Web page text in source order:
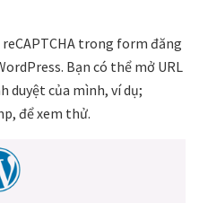
trong form đăng
Bạn có thể mở URL
duyệt của mình, ví dụ;
để xem thử.